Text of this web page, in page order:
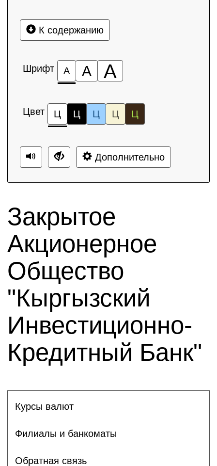
К содержанию
Шрифт А А А
Цвет Ц Ц Ц Ц Ц
Дополнительно
Закрытое
Акционерное
Общество
"Кыргызский
Инвестиционно-
Кредитный Банк"
Курсы валют
Филиалы и банкоматы
Обратная связь